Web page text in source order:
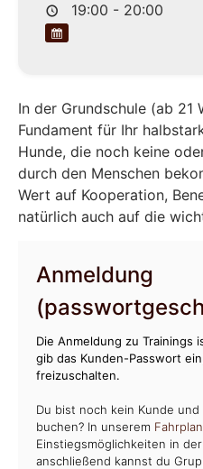
19:00 - 20:00
In der Grundschule (ab 21
Fundament für Ihr
Hunde, die noch keine
durch den Menschen
Wert auf Kooperation,
natürlich auch auf die
Anmeldung
Die Anmeldung zu
gib das Kunden-Passwort
freizuschalten.
Du bist noch kein Kunde
buchen? In unserem Fahrplan
Einstiegsmöglichkeiten in
anschließend kannst du